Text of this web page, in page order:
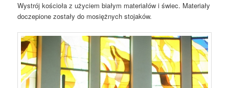
Wystrój kościoła z użyciem białym materiałów i świec. Materiały
doczepione zostały do mosiężnych stojaków.